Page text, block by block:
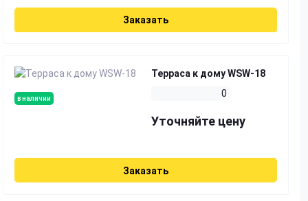
Заказать
в наличии
Терраса к дому WSW-18
0
Уточняйте цену
Заказать